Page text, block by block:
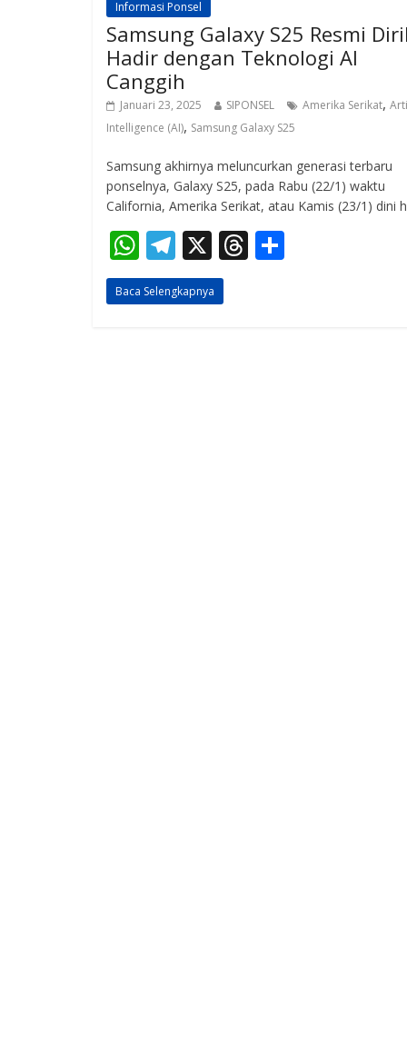
Informasi Ponsel
Samsung Galaxy S25 Resmi
Hadir dengan Teknologi AI
Canggih
Januari 23, 2025 SIPONSEL Amerika Serikat,
Intelligence (AI), Samsung Galaxy S25
Samsung akhirnya meluncurkan generasi terbaru
ponselnya, Galaxy S25, pada Rabu (22/1) waktu
California, Amerika Serikat, atau Kamis (23/1) dini
W
h
at
T
el
e
X T
Baca Selengkapnya